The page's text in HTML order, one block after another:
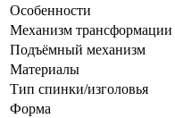
Особенности
Механизм трансформации
Подъёмный механизм
Материалы
Тип спинки/изголовья
Форма